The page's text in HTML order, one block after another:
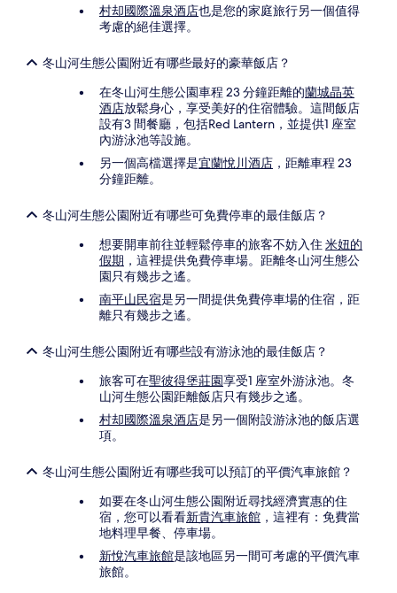
村却國際溫泉酒店也是您的家庭旅行另一個值得
考慮的絕佳選擇。
冬山河生態公園附近有哪些最好的豪華飯店？
在冬山河生態公園車程 23 分鐘距離的蘭城晶英
酒店放鬆身心，享受美好的住宿體驗。這間飯店
設有3 間餐廳，包括Red Lantern，並提供1 座室
內游泳池等設施。
另一個高檔選擇是宜蘭悅川酒店 ，距離車程 23
分鐘距離。
冬山河生態公園附近有哪些可免費停車的最佳飯店？
想要開車前往並輕鬆停車的旅客不妨入住 米妞的
假期 ，這裡提供免費停車場。距離冬山河生態公
園只有幾步之遙。
南平山民宿是另一間提供免費停車場的住宿，距
離只有幾步之遙。
冬山河生態公園附近有哪些設有游泳池的最佳飯店？
旅客可在聖彼得堡莊園享受1 座室外游泳池。冬
山河生態公園距離飯店只有幾步之遙。
村却國際溫泉酒店是另一個附設游泳池的飯店選
項。
冬山河生態公園附近有哪些我可以預訂的平價汽車旅館？
如要在冬山河生態公園附近尋找經濟實惠的住
宿，您可以看看新貴汽車旅館 ，這裡有：免費當
地料理早餐、停車場。
新悅汽車旅館是該地區另一間可考慮的平價汽車
旅館。